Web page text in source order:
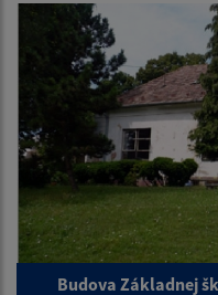
Budova Základnej